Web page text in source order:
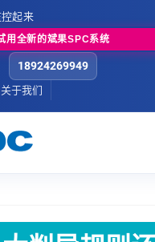
起来
用全新的斌果SPC系统
18924269949
关于我们